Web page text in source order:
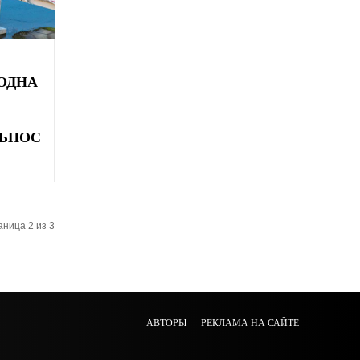
2 из 3
АВТОРЫ РЕКЛАМА НА САЙТЕ